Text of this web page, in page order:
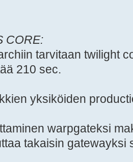
CORE:
tarvitaan twilight
210 sec.
yksiköiden
warpgateksi
takaisin gatewayksi